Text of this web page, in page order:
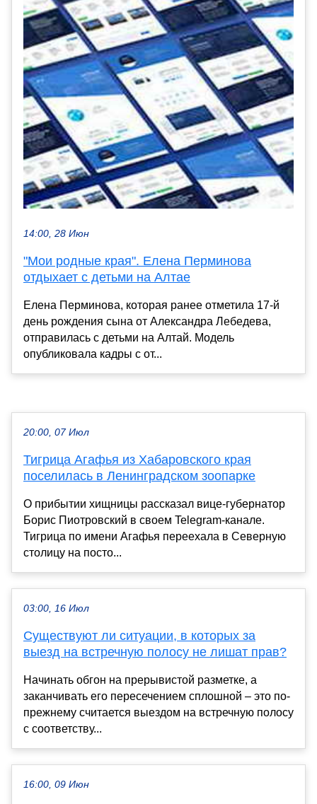
14:00, 28 Июн
"Мои родные края". Елена Перминова
отдыхает с детьми на Алтае
Елена Перминова, которая ранее отметила 17-й
день рождения сына от Александра Лебедева,
отправилась с детьми на Алтай. Модель
опубликовала кадры с от...
20:00, 07 Июл
Тигрица Агафья из Хабаровского края
поселилась в Ленинградском зоопарке
О прибытии хищницы рассказал вице-губернатор
Борис Пиотровский в своем Telegram-канале.
Тигрица по имени Агафья переехала в Северную
столицу на посто...
03:00, 16 Июл
Существуют ли ситуации, в которых за
выезд на встречную полосу не лишат прав?
Начинать обгон на прерывистой разметке, а
заканчивать его пересечением сплошной – это по-
прежнему считается выездом на встречную полосу
с соответству...
16:00, 09 Июн